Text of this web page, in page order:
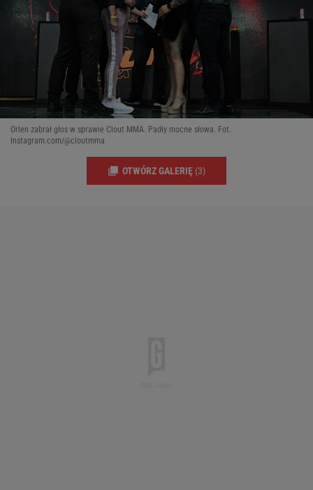
Orlen zabrał głos w sprawie Clout MMA. Padły mocne słowa. Fot.
Instagram.com/@cloutmma
OTWÓRZ GALERIĘ (3)